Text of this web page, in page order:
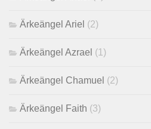
Ärkeängel Ariel (2)
Ärkeängel Azrael (1)
Ärkeängel Chamuel (2)
Ärkeängel Faith (3)